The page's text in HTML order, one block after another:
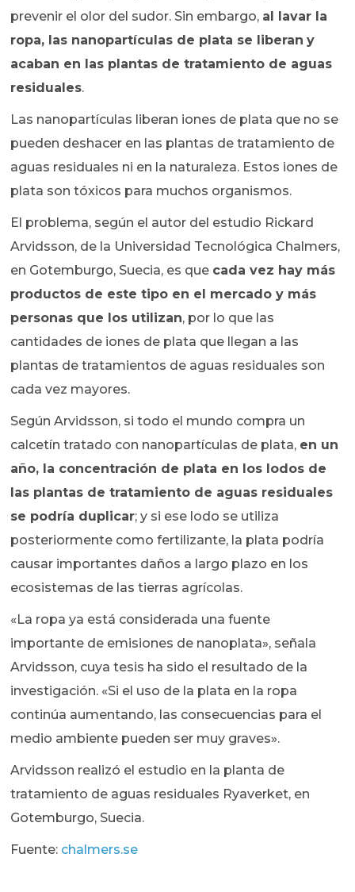
prevenir el olor del sudor. Sin embargo, al lavar la
ropa, las nanopartículas de plata se liberan y
acaban en las plantas de tratamiento de aguas
residuales.
Las nanopartículas liberan iones de plata que no se
pueden deshacer en las plantas de tratamiento de
aguas residuales ni en la naturaleza. Estos iones de
plata son tóxicos para muchos organismos.
El problema, según el autor del estudio Rickard
Arvidsson, de la Universidad Tecnológica Chalmers,
en Gotemburgo, Suecia, es que cada vez hay más
productos de este tipo en el mercado y más
personas que los utilizan, por lo que las
cantidades de iones de plata que llegan a las
plantas de tratamientos de aguas residuales son
cada vez mayores.
Según Arvidsson, si todo el mundo compra un
calcetín tratado con nanopartículas de plata, en un
año, la concentración de plata en los lodos de
las plantas de tratamiento de aguas residuales
se podría duplicar; y si ese lodo se utiliza
posteriormente como fertilizante, la plata podría
causar importantes daños a largo plazo en los
ecosistemas de las tierras agrícolas.
«La ropa ya está considerada una fuente
importante de emisiones de nanoplata», señala
Arvidsson, cuya tesis ha sido el resultado de la
investigación. «Si el uso de la plata en la ropa
continúa aumentando, las consecuencias para el
medio ambiente pueden ser muy graves».
Arvidsson realizó el estudio en la planta de
tratamiento de aguas residuales Ryaverket, en
Gotemburgo, Suecia.
Fuente: chalmers.se